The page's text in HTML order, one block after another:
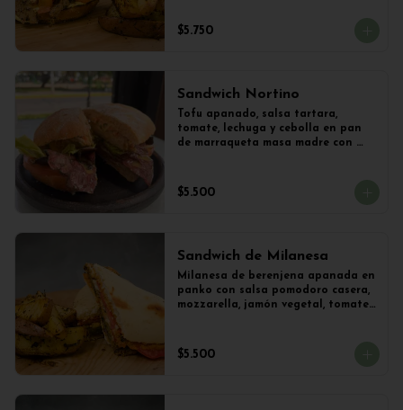
$5.750
Sandwich Nortino
Tofu apanado, salsa tartara,
tomate, lechuga y cebolla en pan
de marraqueta masa madre con
$5.500
Sandwich de Milanesa
Milanesa de berenjena apanada en
panko con salsa pomodoro casera,
mozzarella, jamón vegetal, tomate,
$5.500